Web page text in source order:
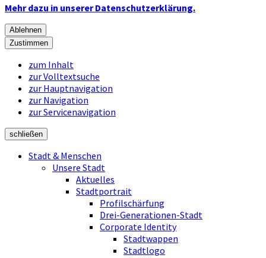
Mehr dazu in unserer Datenschutzerklärung.
Ablehnen
Zustimmen
zum Inhalt
zur Volltextsuche
zur Hauptnavigation
zur Navigation
zur Servicenavigation
schließen
Stadt & Menschen
Unsere Stadt
Aktuelles
Stadtportrait
Profilschärfung
Drei-Generationen-Stadt
Corporate Identity
Stadtwappen
Stadtlogo